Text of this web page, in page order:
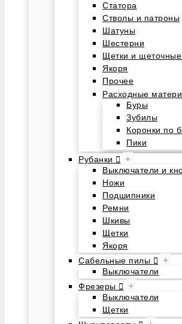
Статора
Стволы и патроны
Шатуны
Шестерни
Щетки и
Якоря
Прочее
Расходные
Буры
Зубилы
Коронки по
Пики
Рубанки
+
Выключатели и
Ножи
Подшипники
Ремни
Шкивы
Щетки
Якоря
Сабельные пилы
+
Выключатели
Фрезеры
+
Выключатели
Щетки